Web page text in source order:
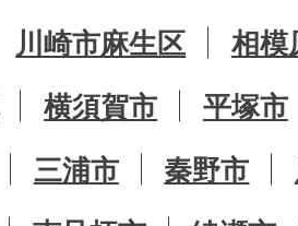
川崎市麻生区 相模
横須賀市 平塚市
三浦市 秦野市